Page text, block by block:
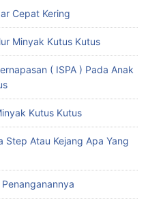
Cepat Kering
Minyak Kutus Kutus
( ISPA ) Pada Anak
Kutus Kutus
Step Atau Kejang Apa Yang